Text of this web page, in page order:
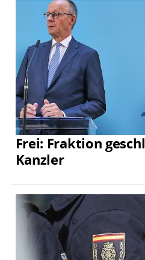
Frei: Fraktion
Kanzler